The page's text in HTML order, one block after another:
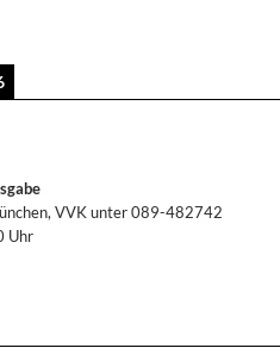
VVK unter 089-482742
Uhr